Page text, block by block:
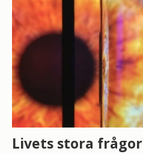
Livets stora frågor